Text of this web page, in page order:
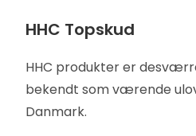
HHC Topskud
HHC produkter er
bekendt som værende
Danmark.